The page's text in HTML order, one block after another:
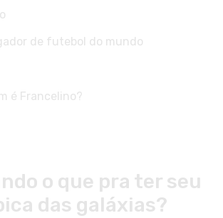
de futebol do mundo
é Francelino?
o que pra ter seu
das galáxias?